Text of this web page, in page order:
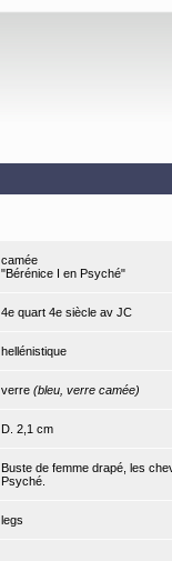
camée
"Bérénice I en Psyché"
4e quart 4e siècle av JC
hellénistique
verre (bleu, verre camée)
D. 2,1 cm
Buste de femme drapé, les
Psyché.
legs